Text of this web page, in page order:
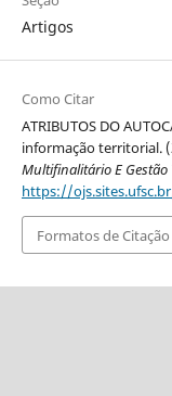
Artigos
Como Citar
ATRIBUTOS DO
informação territorial.
Multifinalitário E
https://
Formatos de Citação